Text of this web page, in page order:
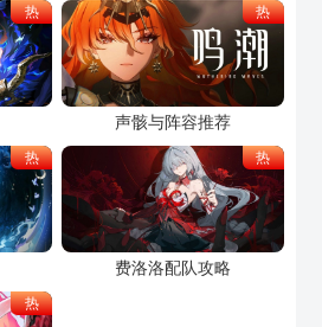
热 热
声骸与阵容推荐
热 热
费洛洛配队攻略
热